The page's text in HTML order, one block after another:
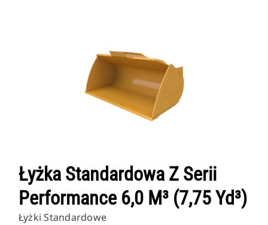
Łyżka Standardowa Z Serii
Performance 6,0 M³ (7,75 Yd³)
Łyżki Standardowe